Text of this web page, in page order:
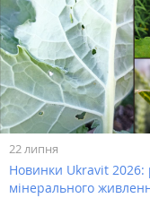
22 липня
Новинки Ukravit 2026:
мінерального